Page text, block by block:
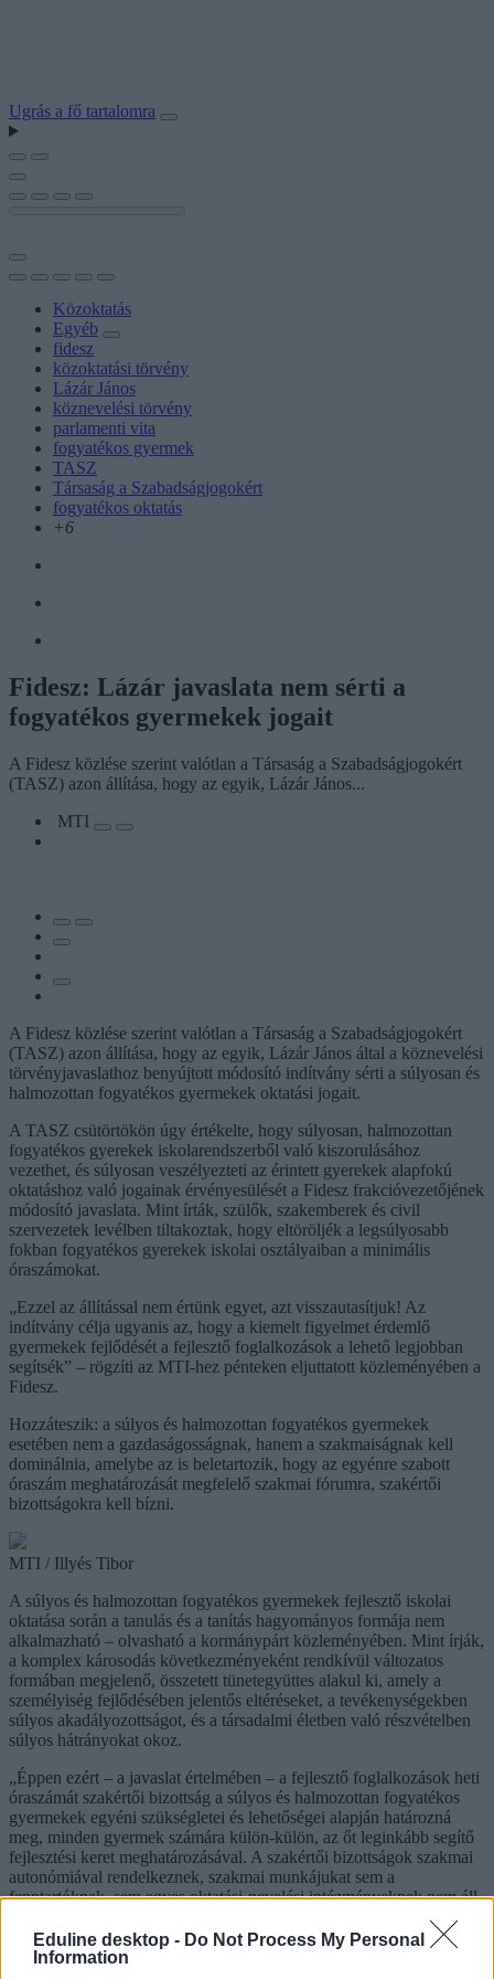
Eduline desktop - Do Not Process My Personal
Information
Ugrás a fő tartalomra
Közoktatás
Egyéb
fidesz
közoktatási törvény
Lázár János
köznevelési törvény
parlamenti vita
fogyatékos gyermek
TASZ
Társaság a Szabadságjogokért
fogyatékos oktatás
+6
Fidesz: Lázár javaslata nem sérti a
fogyatékos gyermekek jogait
A Fidesz közlése szerint valótlan a Társaság a Szabadságjogokért
(TASZ) azon állítása, hogy az egyik, Lázár János...
MTI
A Fidesz közlése szerint valótlan a Társaság a Szabadságjogokért
(TASZ) azon állítása, hogy az egyik, Lázár János által a köznevelési
törvényjavaslathoz benyújtott módosító indítvány sérti a súlyosan és
halmozottan fogyatékos gyermekek oktatási jogait.
A TASZ csütörtökön úgy értékelte, hogy súlyosan, halmozottan
fogyatékos gyerekek iskolarendszerből való kiszorulásához
vezethet, és súlyosan veszélyezteti az érintett gyerekek alapfokú
oktatáshoz való jogainak érvényesülését a Fidesz frakcióvezetőjének
módosító javaslata. Mint írták, szülők, szakemberek és civil
szervezetek levélben tiltakoztak, hogy eltöröljék a legsúlyosabb
fokban fogyatékos gyerekek iskolai osztályaiban a minimális
óraszámokat.
„Ezzel az állítással nem értünk egyet, azt visszautasítjuk! Az
indítvány célja ugyanis az, hogy a kiemelt figyelmet érdemlő
gyermekek fejlődését a fejlesztő foglalkozások a lehető legjobban
segítsék” – rögzíti az MTI-hez pénteken eljuttatott közleményében a
Fidesz.
Hozzáteszik: a súlyos és halmozottan fogyatékos gyermekek
esetében nem a gazdaságosságnak, hanem a szakmaiságnak kell
dominálnia, amelybe az is beletartozik, hogy az egyénre szabott
óraszám meghatározását megfelelő szakmai fórumra, szakértői
bizottságokra kell bízni.
MTI / Illyés Tibor
A súlyos és halmozottan fogyatékos gyermekek fejlesztő iskolai
oktatása során a tanulás és a tanítás hagyományos formája nem
alkalmazható – olvasható a kormánypárt közleményében. Mint írják,
a komplex károsodás következményeként rendkívül változatos
formában megjelenő, összetett tünetegyüttes alakul ki, amely a
személyiség fejlődésében jelentős eltéréseket, a tevékenységekben
súlyos akadályozottságot, és a társadalmi életben való részvételben
súlyos hátrányokat okoz.
„Éppen ezért – a javaslat értelmében – a fejlesztő foglalkozások heti
óraszámát szakértői bizottság a súlyos és halmozottan fogyatékos
gyermekek egyéni szükségletei és lehetőségei alapján határozná
meg, minden gyermek számára külön-külön, az őt leginkább segítő
fejlesztési keret meghatározásával. A szakértői bizottságok szakmai
autonómiával rendelkeznek, szakmai munkájukat sem a
fenntartóknak, sem egyes oktatási-nevelési intézményeknek nem áll
jogában befolyásolni” – hangsúlyozza a Fidesz, amely szerint
valójában pontosan ez az, ami a súlyos és halmozottan fogyatékos
gyermekek számára segítséget jelent, nem pedig a különbségeket és